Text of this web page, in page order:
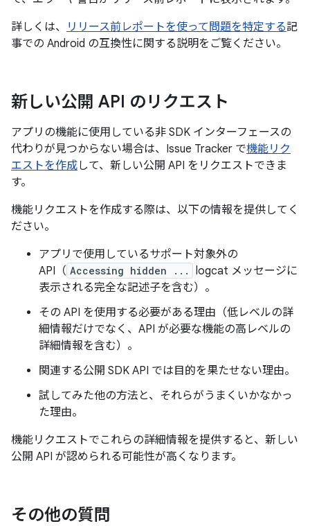
詳しくは、
リリース前レポートを使って問題を特定する記
事での Android の互換性に関する説明をご覧ください。
新しい公開 API のリクエスト
アプリの機能に使用している非 SDK インターフェースの
代わりが見つからない場合は、Issue Tracker で機能リク
エストを作成して、新しい公開 API をリクエストできま
す。
機能リクエストを作成する際は、以下の情報を提供してく
ださい。
アプリで使用しているサポート対象外の
API（ Accessing hidden ...
logcat メッセージに
表示される完全な記述子を含む）。
その API を使用する必要がある理由（低レベルの詳
細情報だけでなく、API が必要な機能の高レベルの
詳細情報を含む）。
関連する公開 SDK API では目的を果たせない理由。
試してみた他の方法と、それらがうまくいかなかっ
た理由。
機能リクエストでこれらの詳細情報を提供すると、新しい
公開 API が認められる可能性が高くなります。
その他の質問